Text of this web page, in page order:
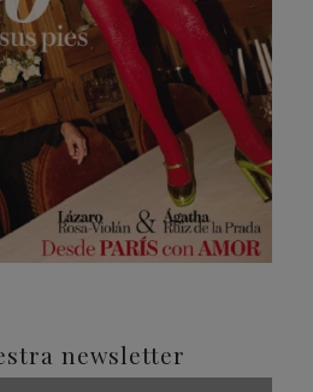
newsletter